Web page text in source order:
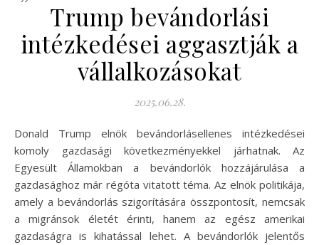
Trump bevándorlási
intézkedései aggasztják a
vállalkozásokat
2025.06.28.
Donald Trump elnök bevándorlásellenes intézkedései
komoly gazdasági következményekkel járhatnak. Az
Egyesült Államokban a bevándorlók hozzájárulása a
gazdasághoz már régóta vitatott téma. Az elnök politikája,
amely a bevándorlás szigorítására összpontosít, nemcsak
a migránsok életét érinti, hanem az egész amerikai
gazdaságra is kihatással lehet. A bevándorlók jelentős